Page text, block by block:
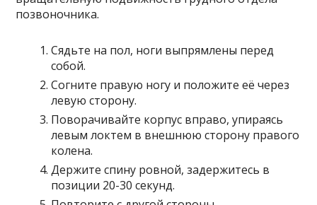
позвоночника.
Сядьте на пол, ноги выпрямлены перед
собой.
Согните правую ногу и положите её через
левую сторону.
Поворачивайте корпус вправо, упираясь
левым локтем в внешнюю сторону правого
колена.
Держите спину ровной, задержитесь в
позиции 20-30 секунд.